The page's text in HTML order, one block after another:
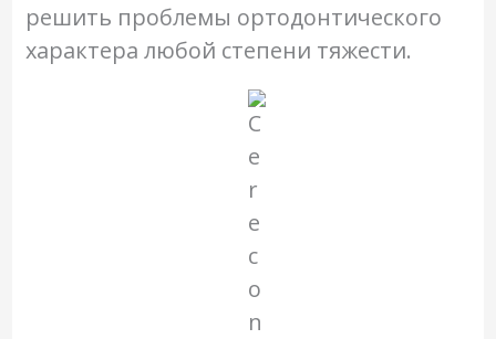
решить проблемы ортодонтического
характера любой степени тяжести.